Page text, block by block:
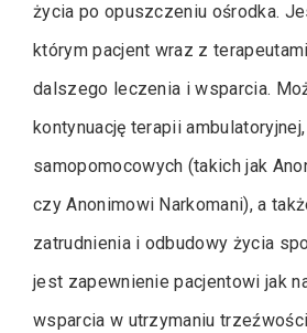
życia po opuszczeniu ośrodka.
którym pacjent wraz z
dalszego leczenia i wsparcia.
kontynuację terapii
samopomocowych (takich jak
czy Anonimowi Narkomani), a
zatrudnienia i odbudowy życia
jest zapewnienie pacjentowi jak
wsparcia w utrzymaniu